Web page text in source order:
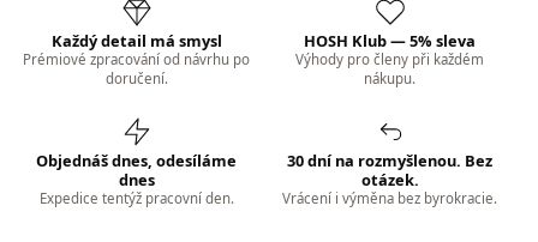
Každý detail má smysl
Prémiové zpracování od návrhu po
doručení.
HOSH Klub — 5% sleva
Výhody pro členy při každém
nákupu.
Objednáš dnes, odesíláme
dnes
Expedice tentýž pracovní den.
30 dní na rozmyšlenou. Bez
otázek.
Vrácení i výměna bez byrokracie.